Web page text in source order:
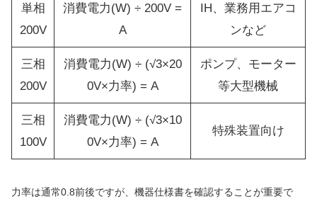
単相
200V
消費電力(W) ÷ 200V =
A
IH、業務用エアコ
ンなど
三相
200V
消費電力(W) ÷ (√3×20
0V×力率) = A
ポンプ、モーター
等大型機械
三相
100V
消費電力(W) ÷ (√3×10
0V×力率) = A
特殊装置向け
力率は通常0.8前後ですが、機器仕様書を確認することが重要で